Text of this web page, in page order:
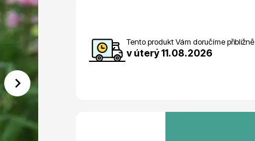
Tento produkt Vám doručíme přibližně
v úterý 11.08.2026